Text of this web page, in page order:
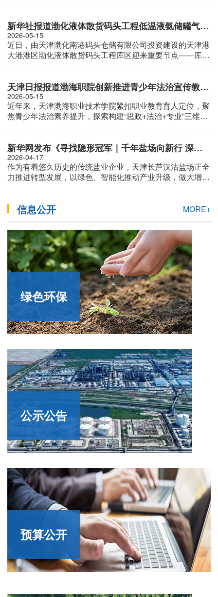
影盘”的七彩盐田美不胜收，盐田湿地映照天光云影，形成
绝美“天空之镜”，生态鸟岛群鸟翩飞……日前，记者走进天
津长芦汉沽盐场（以下简称汉盐），聆听盐田耕耘者的坚守
故事。
新华社报道渤化液体散货码头工程低温液氨储罐气压升顶作业完成
2026-05-15
近日，由天津渤化南港码头仓储有限公司投资建设的天津港
大港港区渤化液体散货码头工程库区迎来重要节点——库区
天津日报报道渤海职院创新推进青少年法治宣传教育：三维融合育匠才 校地协同筑法基
2026-05-15
近年来，天津渤海职业技术学院紧扣职业教育育人定位，聚
焦青少年法治素养提升，探索构建“思政+法治+专业”三维融
才培养全过程，全力培育德法兼修的高素质“法治工匠”。新华网发布《寻找隐形冠军｜千年盐场向新行 深耕海洋育新能》
2026-04-17
作为有着悠久历史的传统盐业企业，天津长芦汉沽盐场正全
力推进转型发展，以绿色、智能化推动产业升级，做大增
信息公开 MORE+
绿色环保
公示公告
预算公开